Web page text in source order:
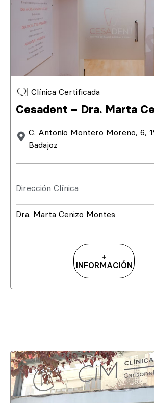
Clínica Certificada
Cesadent – Dra. Marta
C. Antonio Montero Moreno, 6,
Badajoz
Dirección Clínica
Dra. Marta Cenizo Montes
+
INFORMACIÓN